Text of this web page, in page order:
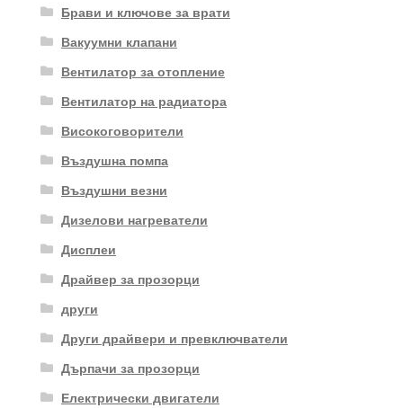
Брави и ключове за врати
Вакуумни клапани
Вентилатор за отопление
Вентилатор на радиатора
Високоговорители
Въздушна помпа
Въздушни везни
Дизелови нагреватели
Дисплеи
Драйвер за прозорци
други
Други драйвери и превключватели
Дърпачи за прозорци
Електрически двигатели